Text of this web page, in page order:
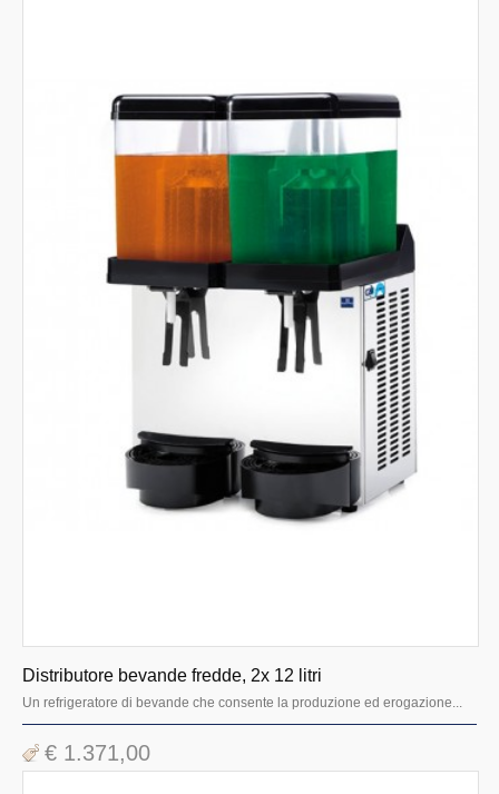
Distributore bevande fredde, 2x 12 litri
Un refrigeratore di bevande che consente la produzione ed erogazione...
€ 1.371,00